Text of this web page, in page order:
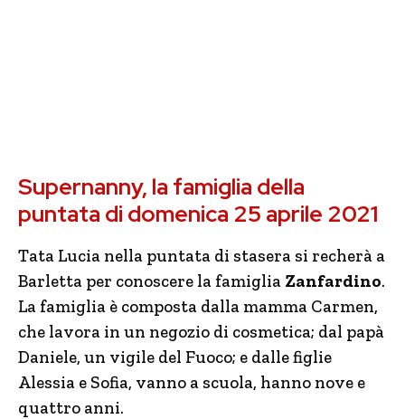
Supernanny, la famiglia della
puntata di domenica 25 aprile 2021
Tata Lucia nella puntata di stasera si recherà a
Barletta per conoscere la famiglia Zanfardino.
La famiglia è composta dalla mamma Carmen,
che lavora in un negozio di cosmetica; dal papà
Daniele, un vigile del Fuoco; e dalle figlie
Alessia e Sofia, vanno a scuola, hanno nove e
quattro anni.